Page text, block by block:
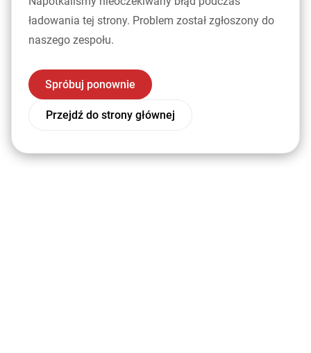
ładowania tej strony. Problem został zgłoszony do
naszego zespołu.
Spróbuj ponownie
Przejdź do strony głównej